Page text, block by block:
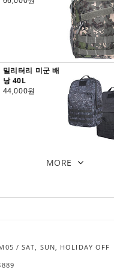
밀리터리 미군 배
낭 40L
44,000원
MORE
/ SAT, SUN, HOLIDAY OFF